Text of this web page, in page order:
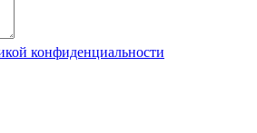
конфиденциальности